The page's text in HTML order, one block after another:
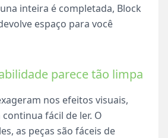
inteira é completada, Block
espaço para você
parece tão limpa
nos efeitos visuais,
fácil de ler. O
as peças são fáceis de